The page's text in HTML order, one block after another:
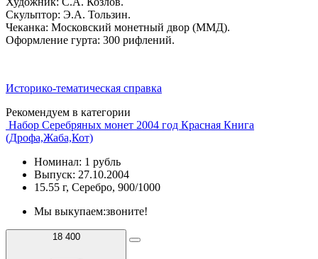
Скульптор: Э.А. Тользин.
Чеканка: Московский монетный двор (ММД).
Оформление гурта: 300 рифлений.
Историко-тематическая справка
Рекомендуем в категории
Набор Серебряных монет 2004 год Красная Книга
(Дрофа,Жаба,Кот)
Номинал: 1 рубль
Выпуск: 27.10.2004
15.55 г, Серебро, 900/1000
Мы выкупаем:звоните!
18 400